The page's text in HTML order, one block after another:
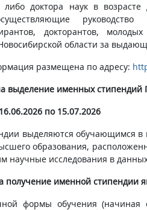
либо доктора наук в
руководство
докторантов,
области за
размещена по адресу:
выделение именных стипендий
по 15.07.2026
выделяются обучающимся в
образования,
научные исследования в
получение именной стипендии
формы обучения (начиная